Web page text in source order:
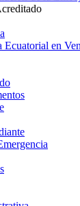
Ecuatorial en